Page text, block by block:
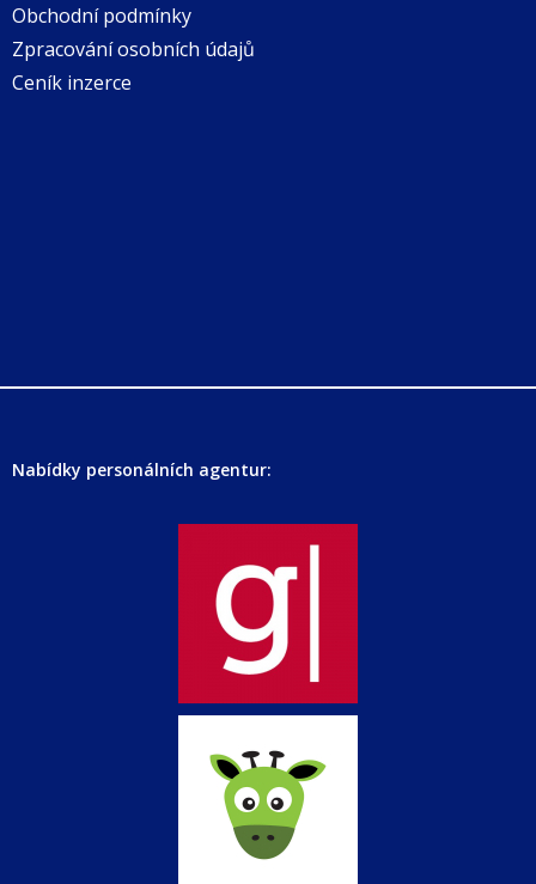
Obchodní podmínky
Zpracování osobních údajů
Ceník inzerce
Nabídky personálních agentur: